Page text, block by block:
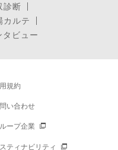
診断
カルテ
ビュー
規約
い合わせ
ープ企業
ティナビリティ